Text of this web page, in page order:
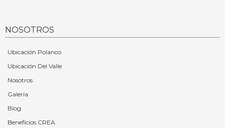
NOSOTROS
Ubicación Polanco
Ubicación Del Valle
Nosotros
Galería
Blog
Beneficios CREA